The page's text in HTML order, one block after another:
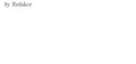
by Redakce